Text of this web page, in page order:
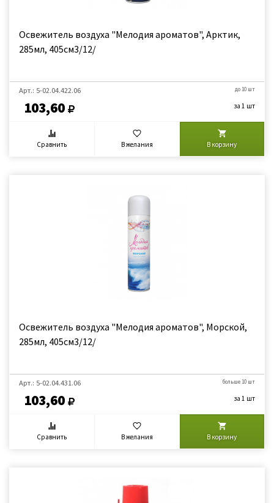
Освежитель воздуха "Мелодия ароматов", Арктик,
285мл, 405см3/12/
Арт.: 5-02.04.422.06
103,60
до 10 шт
за 1 шт
Сравнить В желания В корзину
Освежитель воздуха "Мелодия ароматов", Морской,
285мл, 405см3/12/
Арт.: 5-02.04.431.06
103,60
больше 10 шт
за 1 шт
Сравнить В желания В корзину